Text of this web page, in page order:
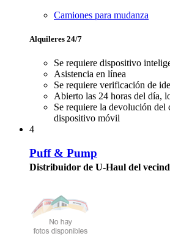
Camiones para mudanza
Alquileres 24/7
Se requiere dispositivo
Asistencia en línea
Se requiere verificación de
Abierto las 24 horas del día,
Se requiere la devolución del
dispositivo móvil
4
Puff & Pump
Distribuidor de U-Haul del